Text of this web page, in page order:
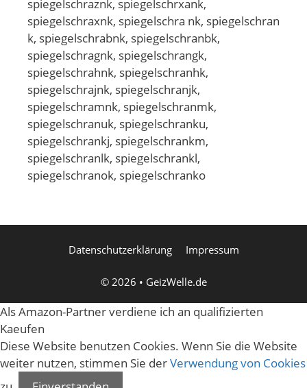
spiegelschraznk, spiegelschrxank,
spiegelschraxnk, spiegelschra nk, spiegelschran
k, spiegelschrabnk, spiegelschranbk,
spiegelschragnk, spiegelschrangk,
spiegelschrahnk, spiegelschranhk,
spiegelschrajnk, spiegelschranjk,
spiegelschramnk, spiegelschranmk,
spiegelschranuk, spiegelschranku,
spiegelschrankj, spiegelschrankm,
spiegelschranlk, spiegelschrankl,
spiegelschranok, spiegelschranko
Datenschutzerklärung Impressum
© 2026 • GeizWelle.de
Als Amazon-Partner verdiene ich an qualifizierten
Kaeufen
Diese Website benutzen Cookies. Wenn Sie die Website
weiter nutzen, stimmen Sie derVerwendung von Cookies